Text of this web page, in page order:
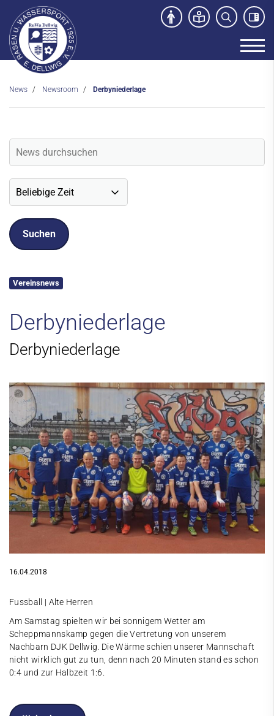
News Newsroom Derbyniederlage
Vereinsnews
Derbyniederlage
Derbyniederlage
16.04.2018
Fussball | Alte Herren
Am Samstag spielten wir bei sonnigem Wetter am
Scheppmannskamp gegen die Vertretung von unserem
Nachbarn DJK Dellwig. Die Wärme schien unserer Mannschaft
nicht wirklich gut zu tun, denn nach 20 Minuten stand es schon
0:4 und zur Halbzeit 1:6.
Veranstaltungen
Social-Media News
Sport- und Kursangebot
Kontakt